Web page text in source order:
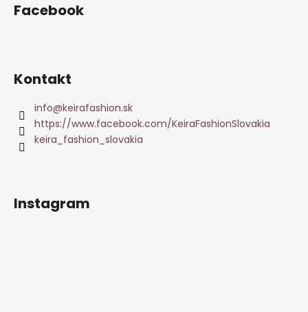
Facebook
Kontakt
info@keirafashion.sk
https://www.facebook.com/KeiraFashionSlovakia
keira_fashion_slovakia
Instagram